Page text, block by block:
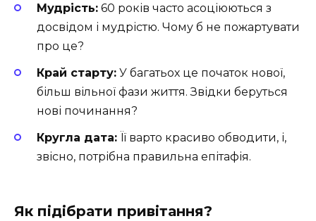
Мудрість: 60 років часто асоціюються з
досвідом і мудрістю. Чому б не пожартувати
про це?
Край старту: У багатьох це початок нової,
більш вільної фази життя. Звідки беруться
нові починання?
Кругла дата: Її варто красиво обводити, і,
звісно, потрібна правильна епітафія.
Як підібрати привітання?